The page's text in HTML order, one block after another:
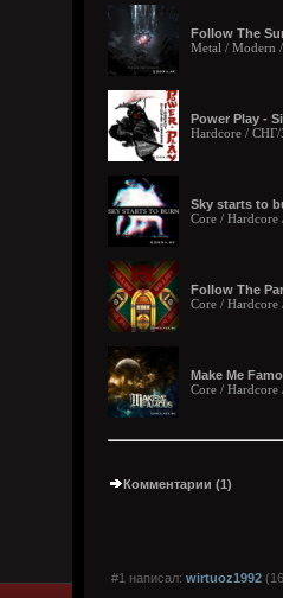
Follow The
Metal / Modern
Power Play -
Hardcore / СНГ/
Sky starts to
Core / Hardcore
Follow The
Core / Hardcore
Make Me
Core /
Комментарии (1)
#1 написал: wirtuoz1992